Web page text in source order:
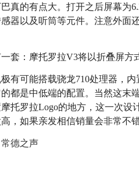
真的有点大。打开之后屏幕为
器以及听筒等元件。注意外面
有可能搭载骁龙710处理器，
都是中低端的配置。当然这末
托罗拉Logo的地方，这一次设
，如果亲发相信销量会非常不
常德之声